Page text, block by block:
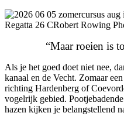
“Maar roeien is
Als je het goed doet niet nee,
kanaal en de Vecht. Zomaar
richting Hardenberg of
vogelrijk gebied.
hazen kijken je belangstellend